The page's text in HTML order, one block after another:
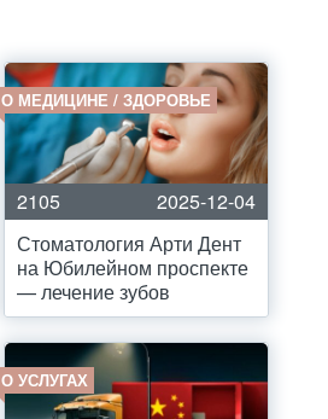
О МЕДИЦИНЕ / ЗДОРОВЬЕ
2105
2025-12-04
Стоматология Арти Дент
на Юбилейном проспекте
— лечение зубов
О УСЛУГАХ